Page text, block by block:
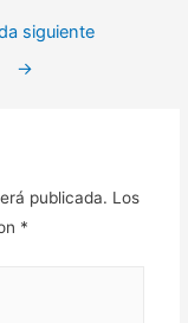
siguiente
→
publicada. Los
*